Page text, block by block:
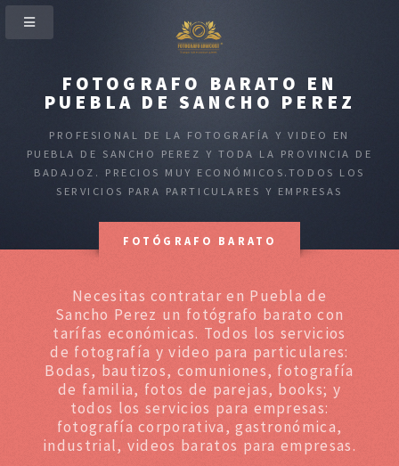
FOTOGRAFO BARATO EN
PUEBLA DE SANCHO PEREZ
PROFESIONAL DE LA FOTOGRAFÍA Y VIDEO EN
PUEBLA DE SANCHO PEREZ Y TODA LA PROVINCIA DE
BADAJOZ. PRECIOS MUY ECONÓMICOS.TODOS LOS
SERVICIOS PARA PARTICULARES Y EMPRESAS
FOTÓGRAFO BARATO
Necesitas contratar en Puebla de
Sancho Perez un fotógrafo barato con
tarífas económicas. Todos los servicios
de fotografía y video para particulares:
Bodas, bautizos, comuniones, fotografía
de familia, fotos de parejas, books; y
todos los servicios para empresas:
fotografía corporativa, gastronómica,
industrial, videos baratos para empresas.